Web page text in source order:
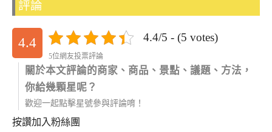
評論
4.4 4.4/5 - (5 votes)
5位網友投票評論
關於本文評論的商家、商品、景點、議題、方法，
你給幾顆星呢？
歡迎一起點擊星號參與評論唷！
按讚加入粉絲團